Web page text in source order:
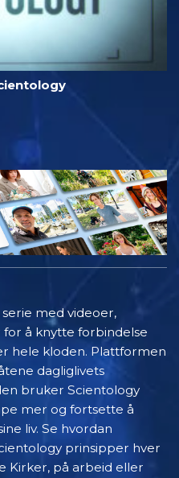
med videoer,
for å knytte forbindelse
hele kloden. Plattformen
dagliglivets
bruker Scientology
mer og fortsette å
liv. Se hvordan
prinsipper hver
Kirker, på arbeid eller